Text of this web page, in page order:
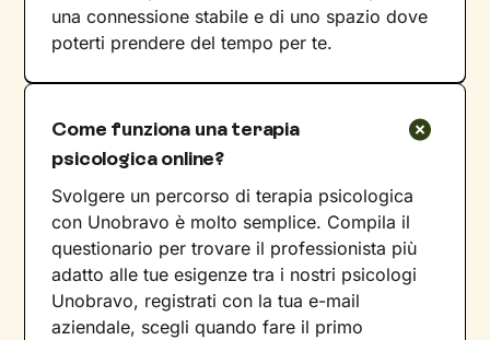
una connessione stabile e di uno spazio dove
poterti prendere del tempo per te.
Come funziona una terapia
psicologica online?
Svolgere un percorso di terapia psicologica
con Unobravo è molto semplice. Compila il
questionario per trovare il professionista più
adatto alle tue esigenze tra i nostri psicologi
Unobravo, registrati con la tua e-mail
aziendale, scegli quando fare il primo